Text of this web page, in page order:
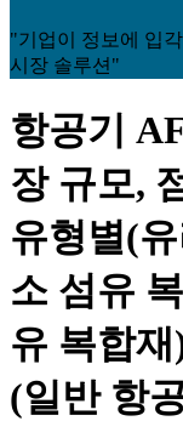
"기업이 정보에 입
시장 솔루션"
항공기
장 규모,
유형별(
소 섬유
유 복합
(일반 항